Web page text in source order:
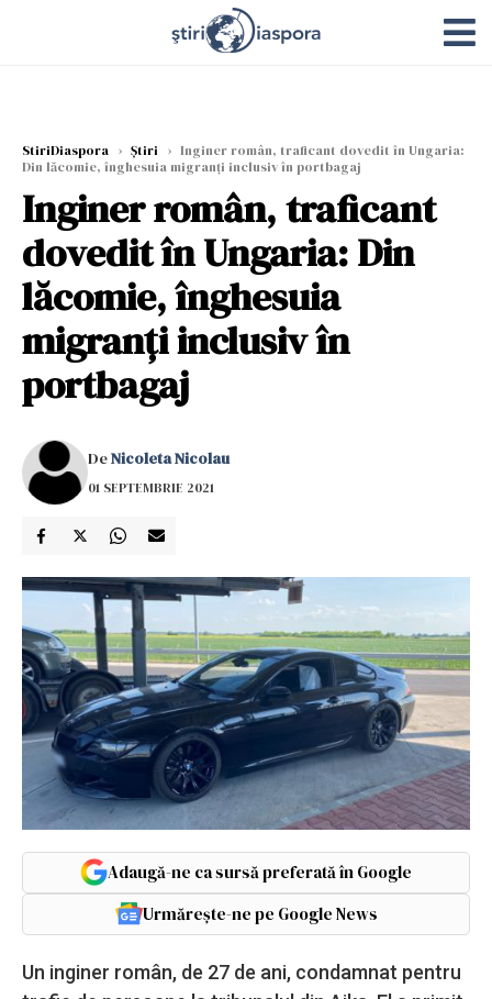
StiriDiaspora › Știri › Inginer român, traficant dovedit în Ungaria:
Din lăcomie, înghesuia migranți inclusiv în portbagaj
Inginer român, traficant
dovedit în Ungaria: Din
lăcomie, înghesuia
migranți inclusiv în
portbagaj
DeNicoleta Nicolau
01 SEPTEMBRIE 2021
Adaugă-ne ca sursă preferată în Google
Urmărește-ne pe Google News
Un inginer român, de 27 de ani, condamnat pentru